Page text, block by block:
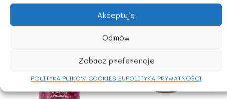
Akceptuję
Odmów
Zobacz preferencje
POLITYKA PLIKÓW COOKIES EUPOLITYKA PRYWATNOŚCI
Podobne produkty